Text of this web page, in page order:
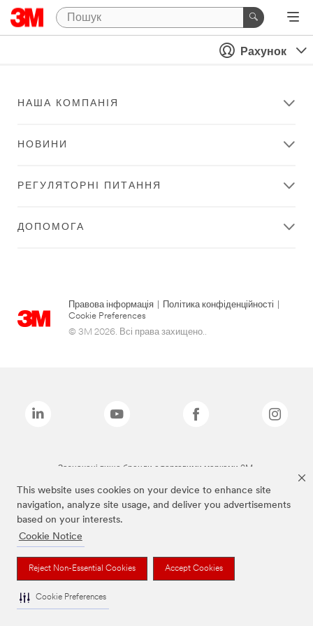
This website uses cookies on your device to enhance site
navigation, analyze site usage, and deliver you advertisements
based on your interests.
Cookie Notice
Reject Non-Essential Cookies Accept Cookies
Cookie Preferences
Рахунок
НАША КОМПАНІЯ
НОВИНИ
РЕГУЛЯТОРНІ ПИТАННЯ
ДОПОМОГА
Правова інформація Політика конфіденційності
Cookie Preferences
© 3M 2026. Всі права захищено..
Зазначені вище бренди є торговими марками 3M.